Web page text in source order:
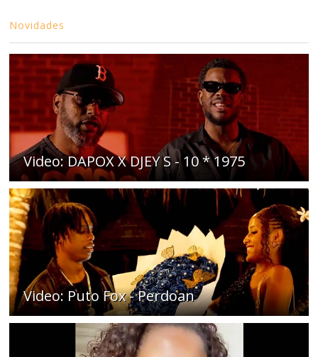
Novidades
Video: DAPOX X DJEY S - 10 * 1975
Video: Puto Fox - Perdoan